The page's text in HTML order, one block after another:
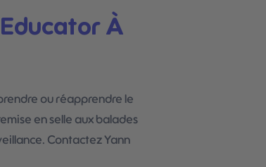
À
ou réapprendre le
en selle aux balades
Contactez Yann